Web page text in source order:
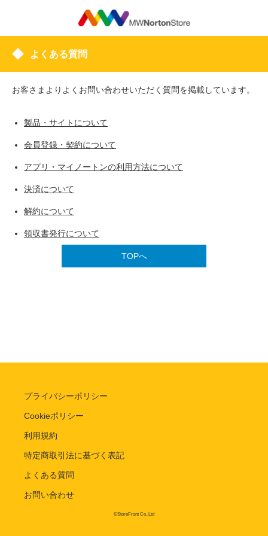
よくある質問
お客さまよりよくお問い合わせいただく質問を掲載しています。
製品・サイトについて
会員登録・契約について
アプリ・マイノートンの利用方法について
決済について
解約について
領収書発行について
TOPへ
プライバシーポリシー
Cookieポリシー
利用規約
特定商取引法に基づく表記
よくある質問
お問い合わせ
©StoreFront Co.,Ltd